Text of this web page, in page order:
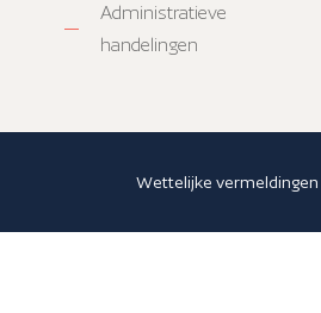
Administratieve
handelingen
Wettelijke vermeldingen